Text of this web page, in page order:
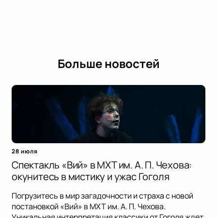
Больше новостей
28 июля
Спектакль «Вий» в МХТ им. А. П. Чехова:
окунитесь в мистику и ужас Гоголя
Погрузитесь в мир загадочности и страха с новой
постановкой «Вий» в МХТ им. А. П. Чехова.